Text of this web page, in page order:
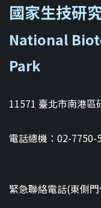
國家生技研
National
Park
11571 臺北市南港區
電話總機：02-
緊急聯絡電話(東側